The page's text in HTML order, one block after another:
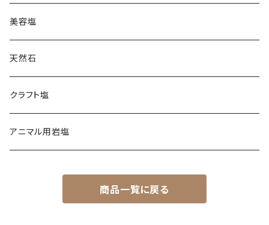
ゲランド
ギリシャ天日塩
スペイン岩塩
日本海塩
チベット天日湖塩
美容塩
天然石
クラフト塩
アニマル用岩塩
商品一覧に戻る